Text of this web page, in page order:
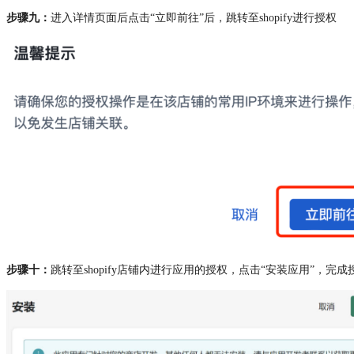
步骤九： 进入详情页面后点击“立即前往”后，跳转至shopify进行授权
步骤十： 跳转至shopify店铺内进行应用的授权，点击“安装应用”，完成